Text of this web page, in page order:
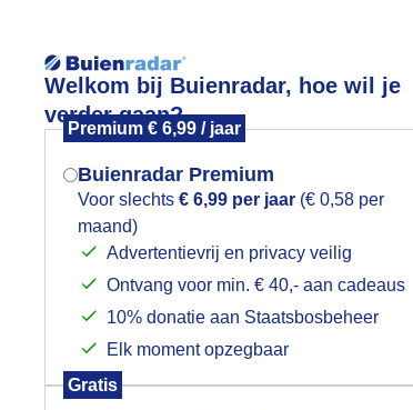
Welkom bij Buienradar, hoe wil je
verder gaan?
Premium € 6,99 / jaar
Buienradar Premium
Voor slechts € 6,99 per jaar (€ 0,58 per
maand)
Advertentievrij en privacy veilig
Ontvang voor min. € 40,- aan cadeaus
10% donatie aan Staatsbosbeheer
Elk moment opzegbaar
Gratis
Lees meer.
Foto en video Weerzine
Mogen we je locatie gebruiken voor
het weer?
Indien je hier nog geen akkoord op hebt
gegeven, verschijnt er zo een pop-up uit